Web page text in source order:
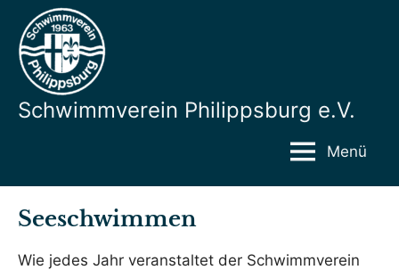
Inhalt
springen
Schwimmverein Philippsburg e.V.
Hier
finden
sie
Menü
Seeschwimmen
Wie jedes Jahr veranstaltet der Schwimmverein